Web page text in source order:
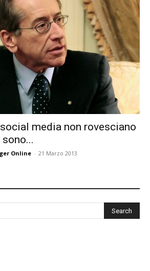
media non rovesciano
Online - 21 Marzo 2013